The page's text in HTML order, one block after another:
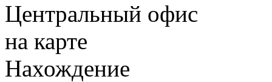
Центральный офис
на карте
Нахождение